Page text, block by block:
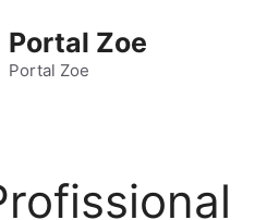
Portal Zoe
Portal Zoe